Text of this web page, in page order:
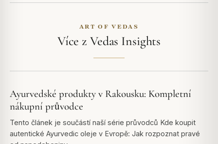
ART OF VEDAS
Více z Vedas Insights
Ayurvedské produkty v Rakousku: Kompletní
nákupní průvodce
Tento článek je součástí naší série průvodců Kde koupit
autentické Ayurvedic oleje v Evropě: Jak rozpoznat pravé